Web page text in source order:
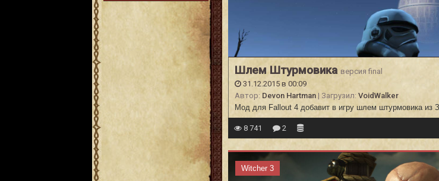
Шлем Штурмовика версия final
31.12.2015 в 00:09
Автор: Devon Hartman | Загрузил: VoidWalker
Мод для Fallout 4 добавит в игру шлем штурмовика из
8 741 2
Witcher 3